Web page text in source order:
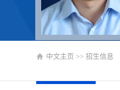
中文主页 >> 招生信息